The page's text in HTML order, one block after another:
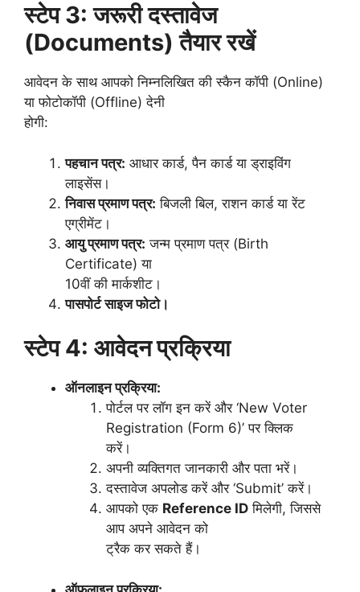
स्टेप 3: जरूरी दस्तावेज
(Documents) तैयार रखें
आवेदन के साथ आपको निम्नलिखित की स्कैन कॉपी (Online)
या फोटोकॉपी (Offline) देनी
होगी:
पहचान पत्र: आधार कार्ड, पैन कार्ड या ड्राइविंग
लाइसेंस।
निवास प्रमाण पत्र: बिजली बिल, राशन कार्ड या रेंट
एग्रीमेंट।
आयु प्रमाण पत्र: जन्म प्रमाण पत्र (Birth
Certificate) या
10वीं की मार्कशीट।
पासपोर्ट साइज फोटो।
स्टेप 4: आवेदन प्रक्रिया
ऑनलाइन प्रक्रिया:
पोर्टल पर लॉग इन करें और ‘New Voter
Registration (Form 6)’ पर क्लिक
करें।
अपनी व्यक्तिगत जानकारी और पता भरें।
दस्तावेज अपलोड करें और ‘Submit’ करें।
आपको एक Reference ID मिलेगी, जिससे
आप अपने आवेदन को
ट्रैक कर सकते हैं।